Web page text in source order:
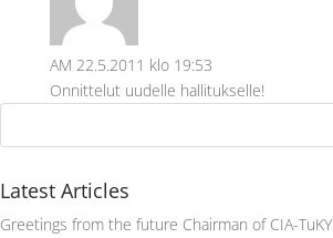
AM 22.5.2011 klo 19:53
Onnittelut uudelle hallitukselle!
Latest Articles
Greetings from the future Chairman of CIA-TuKY